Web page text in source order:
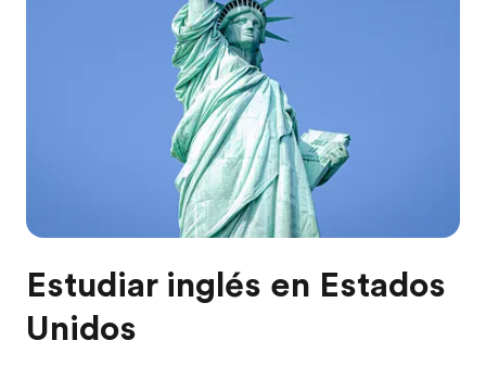
Estudiar inglés en Estados
Unidos